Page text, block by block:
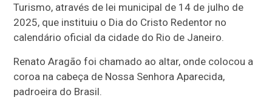
Turismo, através de lei municipal de 14 de julho de
2025, que instituiu o Dia do Cristo Redentor no
calendário oficial da cidade do Rio de Janeiro.
Renato Aragão foi chamado ao altar, onde colocou a
coroa na cabeça de Nossa Senhora Aparecida,
padroeira do Brasil.